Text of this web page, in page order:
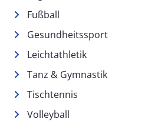
Fußball
Gesundheitssport
Leichtathletik
Tanz & Gymnastik
Tischtennis
Volleyball